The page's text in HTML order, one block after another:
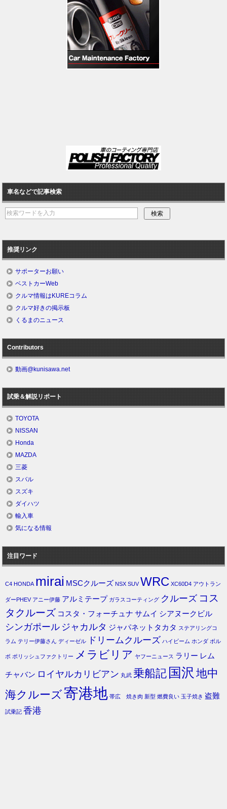
車名などで記事検索
推奨リンク
サポーターお願い
ベストカーWeb
クルマ情報はKUREコラム
クルマ好きの掲示板
くるまのニュース
Contributors
動画@kunisawa.net
試乗＆解説リポート
TOYOTA
NISSAN
Honda
MAZDA
三菱
スバル
スズキ
ダイハツ
輸入車
気になる情報
注目ワード
C4 HONDA mirai MSCクルーズ NSX SUV WRC XC60D4 アウトラン
ダーPHEV アニー伊藤 アルミテープ ガラスコーティング クルーズ コス
タクルーズ コスタ・フォーチュナ サムイ シアヌークビル
シンガポール ジャカルタ ジャパネットタカタ ステアリングコ
ラム テリー伊藤さん ディーゼル ドリームクルーズ ハイビーム ホンダ ボル
ボ ポリッシュファクトリー メラビリア ヤフーニュース ラリー レム
チャバン ロイヤルカリビアン 丸武 乗船記 国沢 地中
海クルーズ寄港地 帯広 焼き肉 新型 燃費良い 玉子焼き 盗難
試乗記 香港